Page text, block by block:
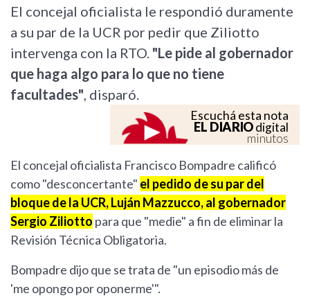
El concejal oficialista le respondió duramente
a su par de la UCR por pedir que Ziliotto
intervenga con la RTO. "Le pide al gobernador
que haga algo para lo que no tiene
facultades", disparó.
Escuchá esta nota
EL DIARIOdigital
minutos
El concejal oficialista Francisco Bompadre calificó
como "desconcertante" el pedido de su par del
bloque de la UCR, Luján Mazzucco, al gobernador
Sergio Ziliotto para que "medie" a fin de eliminar la
Revisión Técnica Obligatoria.
Bompadre dijo que se trata de "un episodio más de
'me opongo por oponerme'".